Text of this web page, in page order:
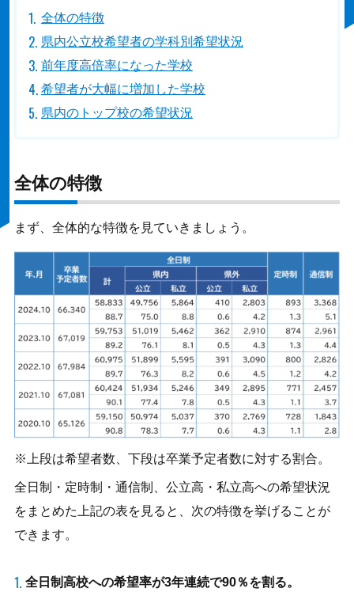
全体の特徴
県内公立校希望者の学科別希望状況
前年度高倍率になった学校
希望者が大幅に増加した学校
県内のトップ校の希望状況
全体の特徴
まず、全体的な特徴を見ていきましょう。
上段は希望者数、下段は卒業予定者数に対する割合。
全日制・定時制・通信制、公立高・私立高への希望状況
をまとめた上記の表を見ると、次の特徴を挙げることが
できます。
全日制高校への希望率が3年連続で90％を割る。